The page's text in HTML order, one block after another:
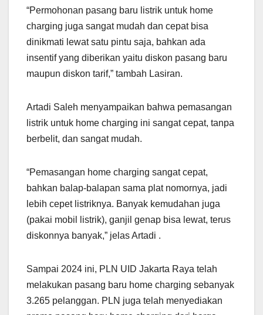
“Permohonan pasang baru listrik untuk home
charging juga sangat mudah dan cepat bisa
dinikmati lewat satu pintu saja, bahkan ada
insentif yang diberikan yaitu diskon pasang baru
maupun diskon tarif,” tambah Lasiran.
Artadi Saleh menyampaikan bahwa pemasangan
listrik untuk home charging ini sangat cepat, tanpa
berbelit, dan sangat mudah.
“Pemasangan home charging sangat cepat,
bahkan balap-balapan sama plat nomornya, jadi
lebih cepet listriknya. Banyak kemudahan juga
(pakai mobil listrik), ganjil genap bisa lewat, terus
diskonnya banyak,” jelas Artadi .
Sampai 2024 ini, PLN UID Jakarta Raya telah
melakukan pasang baru home charging sebanyak
3.265 pelanggan. PLN juga telah menyediakan